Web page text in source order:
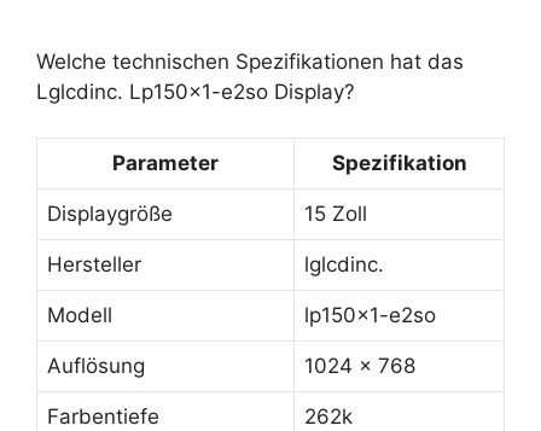
Welche technischen Spezifikationen hat das
Lglcdinc. Lp150x1-e2so Display?
Parameter Spezifikation
Displaygröße 15 Zoll
Hersteller lglcdinc.
Modell lp150x1-e2so
Auflösung 1024 x 768
Farbentiefe 262k